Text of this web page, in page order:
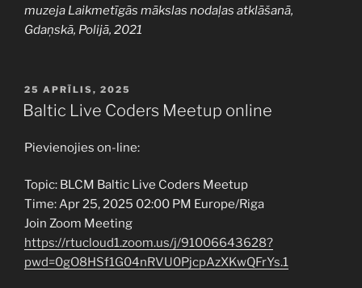
muzeja Laikmetīgās mākslas nodaļas atklāšanā,
Gdaņskā, Polijā, 2021
PUBLICĒTS
25 APRĪLIS, 2025
Baltic Live Coders Meetup online
Pievienojies on-line:
Topic: BLCM Baltic Live Coders Meetup
Time: Apr 25, 2025 02:00 PM Europe/Riga
Join Zoom Meeting
https://rtucloud1.zoom.us/j/91006643628?
pwd=0gO8HSf1G04nRVU0PjcpAzXKwQFrYs.1